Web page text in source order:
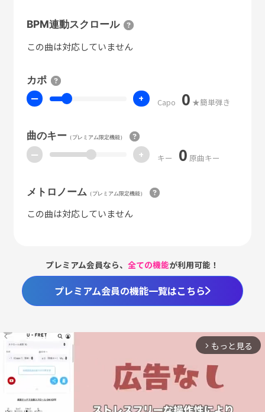
BPM連動スクロール
この曲は対応していません
カポ
ー + Capo 0 ★簡単弾き
曲のキー（プレミアム限定機能）
ー + キー 0 原曲キー
メトロノーム （プレミアム限定機能）
この曲は対応していません
プレミアム会員なら、全ての機能が利用可能！
プレミアム会員の機能一覧はこちら
arrow_forward_ios もっと見る